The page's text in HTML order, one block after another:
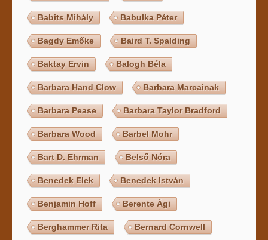
Babits Mihály Babulka Péter
Bagdy Emőke Baird T. Spalding
Baktay Ervin Balogh Béla
Barbara Hand Clow Barbara Marcainak
Barbara Pease Barbara Taylor Bradford
Barbara Wood Barbel Mohr
Bart D. Ehrman Belső Nóra
Benedek Elek Benedek István
Benjamin Hoff Berente Ági
Berghammer Rita Bernard Cornwell